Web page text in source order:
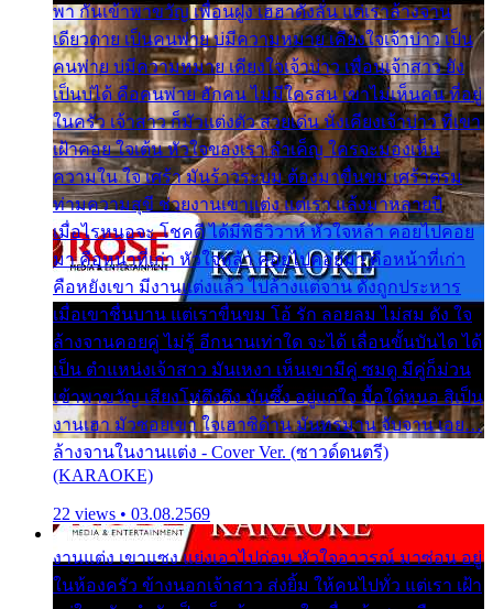
พา กันเข้าพาขวัญ เพื่อนฝูง เฮฮาดังลั่น แต่เราล้างจาน
เดียวดาย เป็นคนพ่าย บ่มีความหมาย เคียงใจเจ้าบ่าว เป็น
คนพ่าย บ่มีความหมาย เคียงใจเจ้าบ่าว เพื่อนเจ้าสาว ยัง
เป็นบ่ได้ คือคนพ่าย ฮักคน ไม่มีใครสน เขาไม่เห็นคน ที่อยู่
ในครัว เจ้าสาว ก็มัวแต่งตัว สวยเด่น นั่งเคียงเจ้าบ่าว ที่เขา
เฝ้าคอย ใจเต้น หัวใจของเรา ลำเค็ญ ใครจะมองเห็น
ความใน ใจ เศร้า มันร้าวระบม ต้องมาขื่นขม เศร้าตรม
ท่ามความสุขี ช่วยงานเขาแต่ง แต่เรา แล้งมาหลายปี
เมื่อไรหนอจะ โชคดี ได้มีพิธีวิวาห์ หัวใจหล้า คอยไปคอย
มา คือหน้าที่เก่า หัวใจหล้า คอยไปคอยมา คือหน้าที่เก่า
คือหยังเขา มีงานแต่งแล้ว ไปล้างแต่จาน ดั่งถูกประหาร
เมื่อเขาชื่นบาน แต่เราขื่นขม โอ้ รัก ลอยลม ไม่สม ดัง ใจ
ล้างจานคอยคู่ ไม่รู้ อีกนานเท่าใด จะได้ เลื่อนขั้นบันได ได้
เป็น ตำแหน่งเจ้าสาว มันเหงา เห็นเขามีคู่ ซมดู มีคู่ก็ม่วน
เข้าพาขวัญ เสียงโห่ตึงตึง มันซึ้ง อยู่แก่ใจ มื้อใด๋หนอ สิเป็น
งานเฮา มัวซอยเขา ใจเฮาซิด้าน มันทรมาน จับจาน เอย…
ล้างจานในงานแต่ง - Cover Ver. (ซาวด์ดนตรี)
(KARAOKE)
22 views • 03.08.2569
งานแต่ง เขาแซง แย่งเอาไปก่อน หัวใจอาวรณ์ มาซ่อน อยู่
ในห้องครัว ข้างนอกเจ้าสาว ส่งยิ้ม ให้คนไปทั่ว แต่เรา เฝ้า